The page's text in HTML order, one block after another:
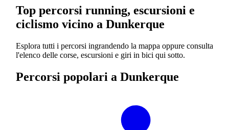
Top percorsi running, escursioni e
ciclismo vicino a Dunkerque
Esplora tutti i percorsi ingrandendo la mappa oppure consulta
l'elenco delle corse, escursioni e giri in bici qui sotto.
Percorsi popolari a Dunkerque